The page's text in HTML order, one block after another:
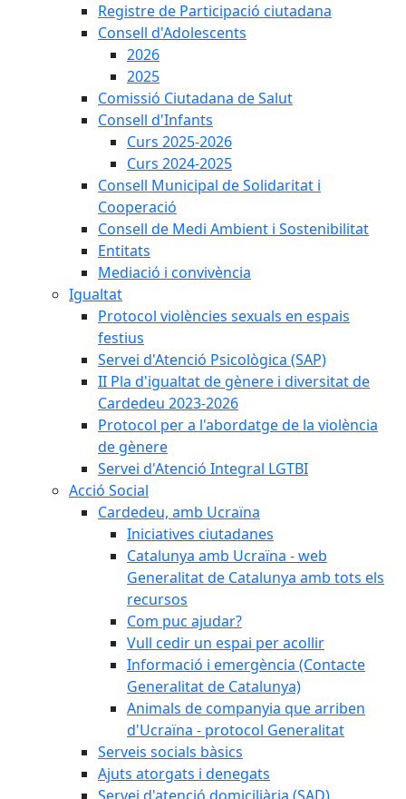
Registre de Participació ciutadana
Consell d'Adolescents
2026
2025
Comissió Ciutadana de Salut
Consell d'Infants
Curs 2025-2026
Curs 2024-2025
Consell Municipal de Solidaritat i
Cooperació
Consell de Medi Ambient i Sostenibilitat
Entitats
Mediació i convivència
Igualtat
Protocol violències sexuals en espais
festius
Servei d'Atenció Psicològica (SAP)
II Pla d'igualtat de gènere i diversitat de
Cardedeu 2023-2026
Protocol per a l'abordatge de la violència
de gènere
Servei d'Atenció Integral LGTBI
Acció Social
Cardedeu, amb Ucraïna
Iniciatives ciutadanes
Catalunya amb Ucraïna - web
Generalitat de Catalunya amb tots els
recursos
Com puc ajudar?
Vull cedir un espai per acollir
Informació i emergència (Contacte
Generalitat de Catalunya)
Animals de companyia que arriben
d'Ucraïna - protocol Generalitat
Serveis socials bàsics
Ajuts atorgats i denegats